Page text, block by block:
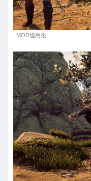
MOD適用後